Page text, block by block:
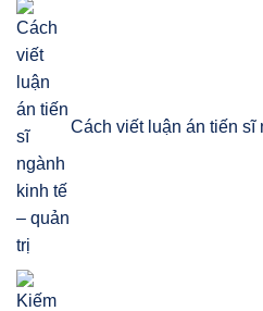
Cách viết luận án tiến sĩ